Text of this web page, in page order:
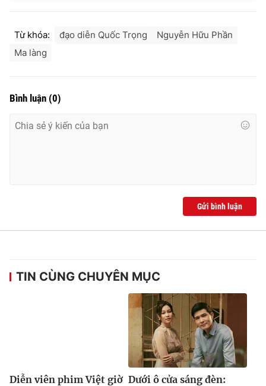
Từ khóa: đạo diễn Quốc Trọng
Nguyễn Hữu Phần
Ma làng
Bình luận (0)
Gửi bình luận
TIN CÙNG CHUYÊN MỤC
Diễn viên phim Việt giờ Dưới ô cửa sáng đèn: